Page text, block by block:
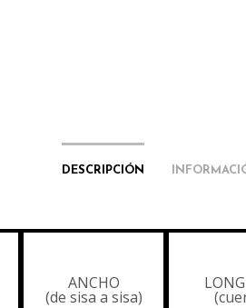
DESCRIPCIÓN
ANCHO
(de sisa a sisa)